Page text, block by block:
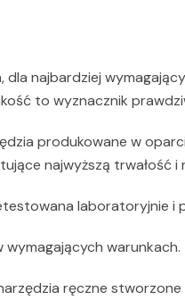
dla najbardziej
to wyznacznik
produkowane w
najwyższą trwałość i
laboratoryjnie i
wymagających warunkach.
ręczne